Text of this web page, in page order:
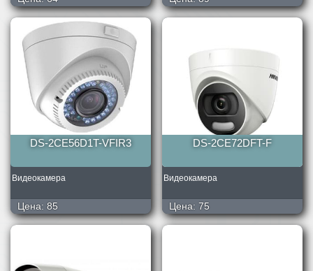
DS-2CE56D1T-VFIR3
Видеокамера
Цена: 85
DS-2CE72DFT-F
Видеокамера
Цена: 75